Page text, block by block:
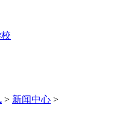
> 新闻中心 >